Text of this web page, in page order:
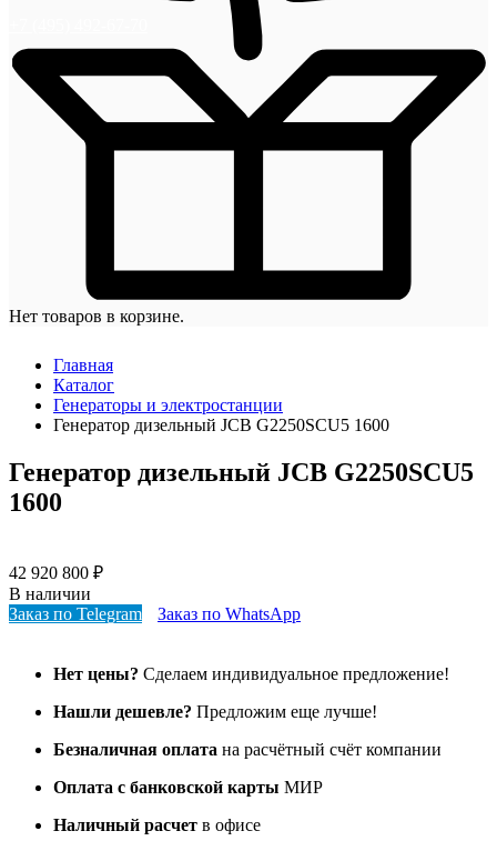
Нет товаров в корзине.
Главная
Каталог
Генераторы и электростанции
Генератор дизельный JCB G2250SCU5 1600
Генератор дизельный JCB G2250SCU5
1600
42 920 800 ₽
В наличии
Заказ по Telegram
Заказ по WhatsApp
Нет цены? Сделаем индивидуальное предложение!
Нашли дешевле? Предложим еще лучше!
Безналичная оплата на расчётный счёт компании
Оплата с банковской карты МИР
Наличный расчет в офисе